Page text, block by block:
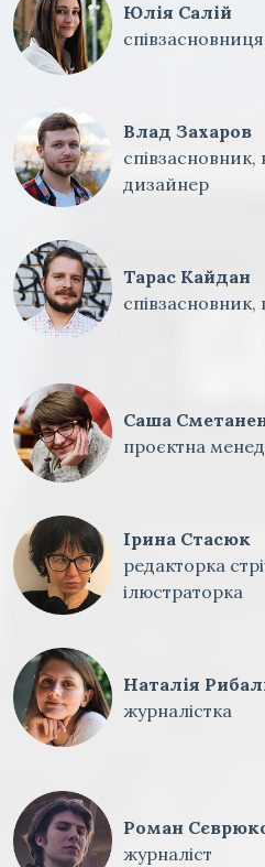
Юлія Салій
Влад Захаров
дизайнер
Тарас Кайдан
Саша
проєктна
Ірина Стасюк
редакторка
ілюстраторка
Наталія
журналістка
Роман
журналіст